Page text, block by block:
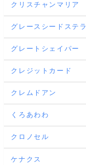
クリスチャンマリア
グレースシードステラ
グレートシェイパー
クレジットカード
クレムドアン
くろあわわ
クロノセル
ケナクス